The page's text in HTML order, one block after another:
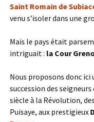
Saint Romain de
venu s’isoler dans une
Mais le pays était
intriguait : la Cour
Nous proposons donc ici
succession des
siècle à la Révolution,
Puisaye, aux prestigieux